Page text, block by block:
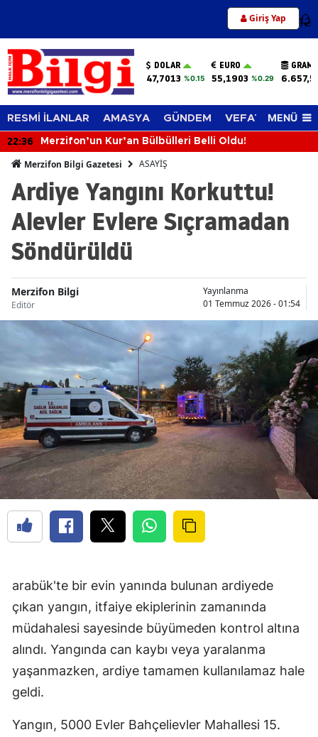
Giriş Yap 12
DOLAR
47,7013 %0.15
EURO
55,1903 %0.29
GRAM
RESMİ İLANLAR AMASYA GÜNDEM VEFAT EDENLER
MENÜ
22:36 Merzifon’un Kur’an Bülbülleri Belli Oldu!
Merzifon Bilgi Gazetesi ASAYİŞ
Ardiye Yangını Korkuttu!
Alevler Evlere Sıçramadan
Söndürüldü
Merzifon Bilgi
Editör
Yayınlanma
01 Temmuz 2026 - 01:54
arabük'te bir evin yanında bulunan ardiyede
çıkan yangın, itfaiye ekiplerinin zamanında
müdahalesi sayesinde büyümeden kontrol altına
alındı. Yangında can kaybı veya yaralanma
yaşanmazken, ardiye tamamen kullanılamaz hale
geldi.
Yangın, 5000 Evler Bahçelievler Mahallesi 15.